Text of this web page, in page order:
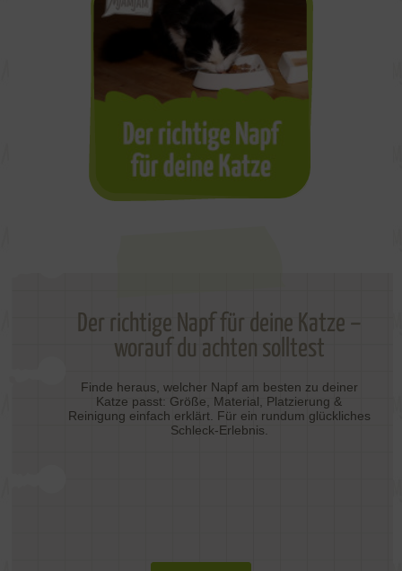
Der richtige Napf für deine Katze –
worauf du achten solltest
Finde heraus, welcher Napf am besten zu deiner
Katze passt: Größe, Material, Platzierung &
Reinigung einfach erklärt. Für ein rundum glückliches
Schleck-Erlebnis.